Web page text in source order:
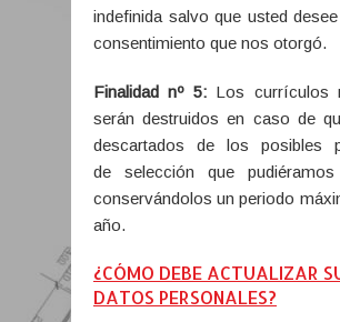
indefinida salvo que usted
consentimiento que nos otorgó.
Finalidad nº 5:Los currículos
serán destruidos en caso de
descartados de los posibles
de selección que pudiéramos
conservándolos un periodo
año.
¿CÓMO DEBE ACTUALIZAR
DATOS PERSONALES?